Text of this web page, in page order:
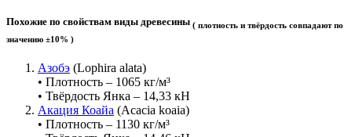
Похожие по свойствам виды древесины ( плотность и твёрдость совпадают по
значению ±10% )
Азобэ (Lophira alata)
• Плотность – 1065 кг/м³
• Твёрдость Янка – 14,33 кН
Акация Коайа (Acacia koaia)
• Плотность – 1130 кг/м³